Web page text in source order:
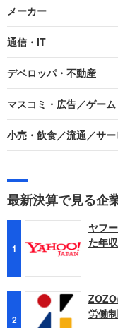
メーカー
通信・IT
デベロッパ・不動産
マスコミ・広告／ゲー
小売・飲食／流通／サ
最新決算で見る企
1
ヤフ
た年
2
労働